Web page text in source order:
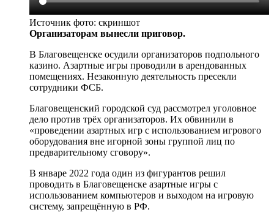
Источник фото: скриншот
Организаторам вынесли приговор.
В Благовещенске осудили организаторов подпольного
казино. Азартные игры проводили в арендованных
помещениях. Незаконную деятельность пресекли
сотрудники ФСБ.
Благовещенский городской суд рассмотрел уголовное
дело против трёх организаторов. Их обвинили в
«проведении азартных игр с использованием игрового
оборудования вне игорной зоны группой лиц по
предварительному сговору».
В январе 2022 года один из фигурантов решил
проводить в Благовещенске азартные игры с
использованием компьютеров и выходом на игровую
систему, запрещённую в РФ.